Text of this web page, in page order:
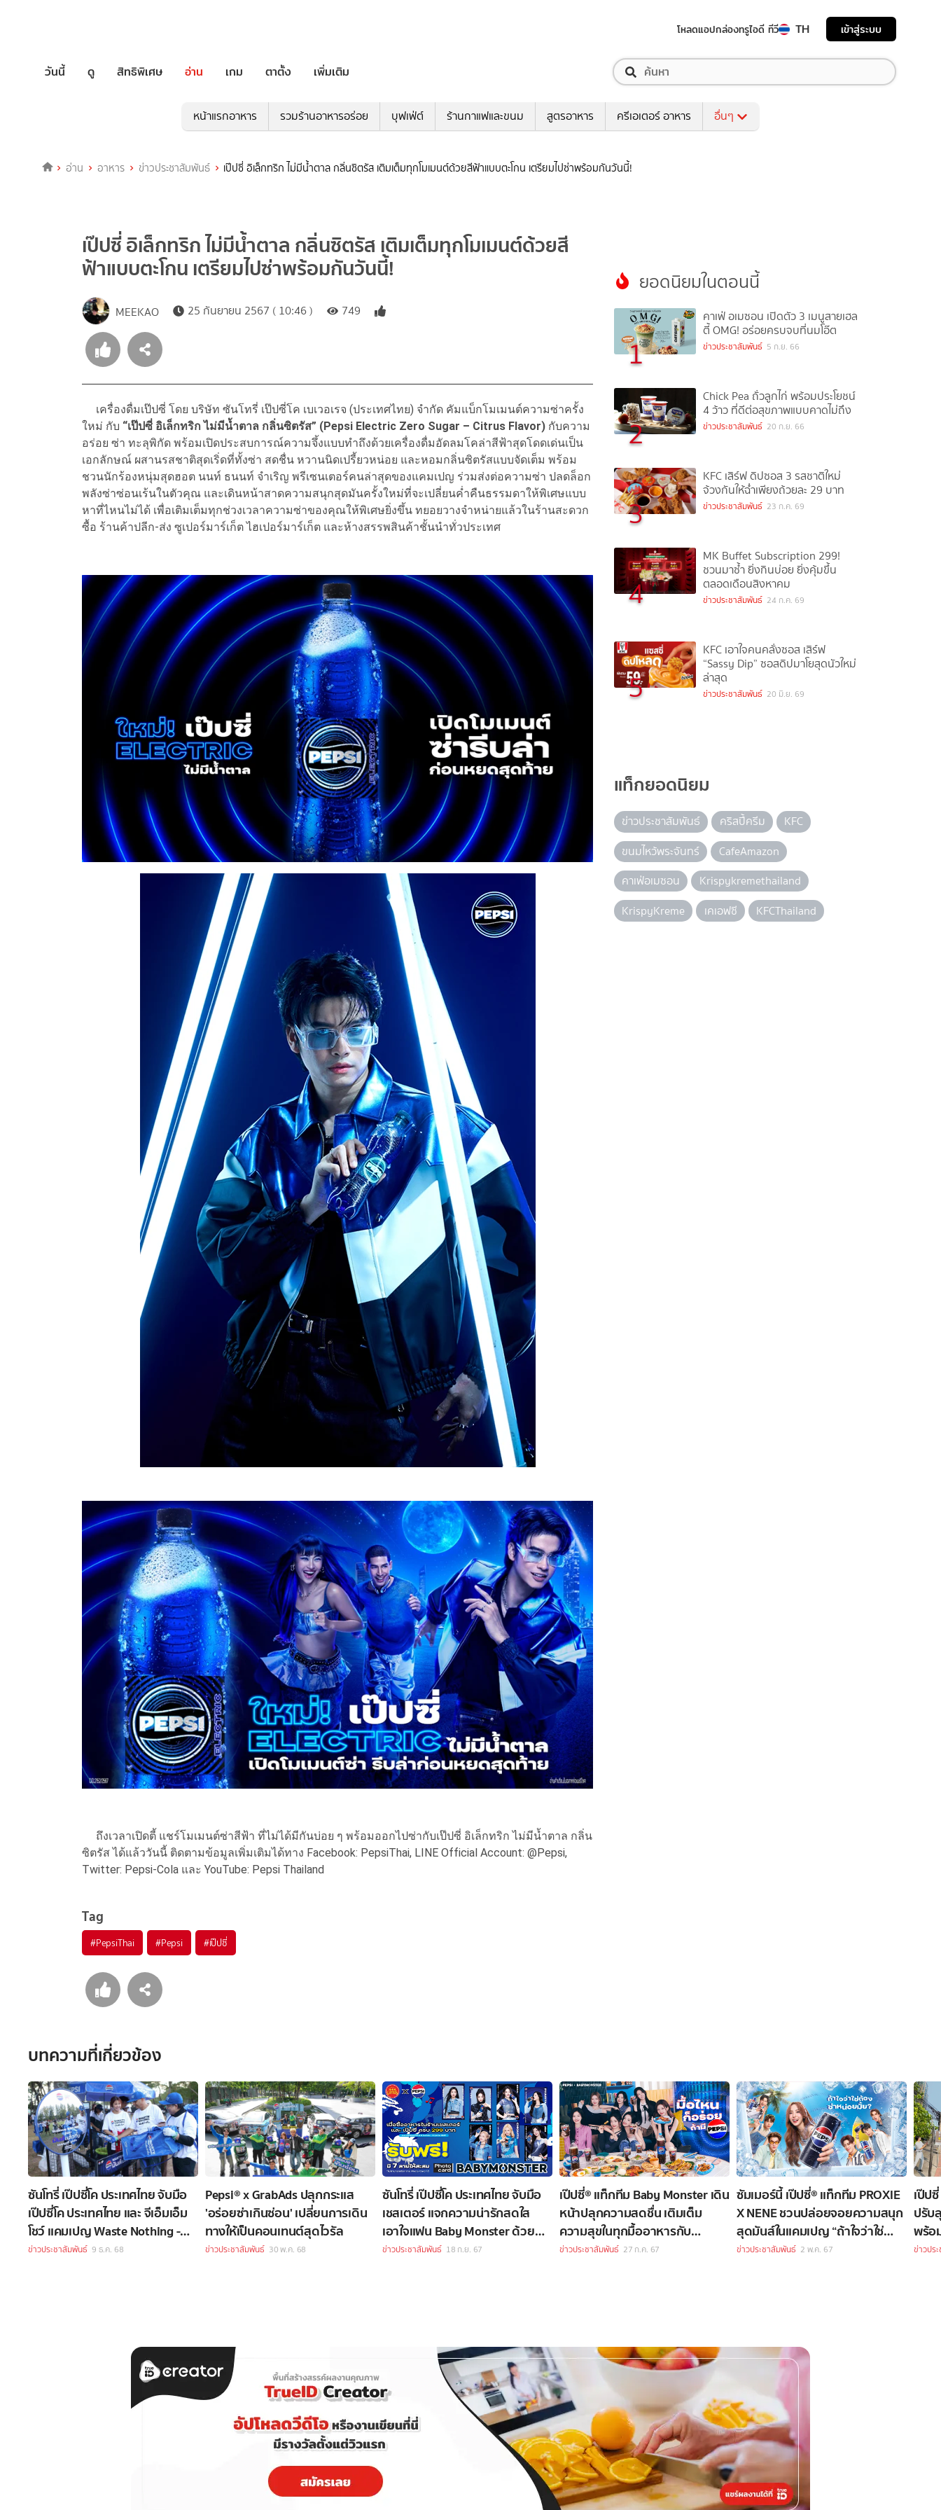
โหลดแอปกล่องทรูไอดี ทีวี TH เข้าสู่ระบบ
วันนี้ ดู สิทธิพิเศษ อ่าน เกม ตาตั้ง เพิ่มเติม
หน้าแรกอาหาร รวมร้านอาหารอร่อย บุฟเฟ่ต์ ร้านกาแฟและขนม สูตรอาหาร ครีเอเตอร์ อาหาร อื่นๆ
อ่าน อาหาร ข่าวประชาสัมพันธ์ เป๊ปซี่ อิเล็กทริก ไม่มีน้ำตาล กลิ่นซิตรัส เติมเต็มทุกโมเมนต์ด้วยสีฟ้าแบบตะโกน เตรียมไปซ่าพร้อมกันวันนี้!
เป๊ปซี่ อิเล็กทริก ไม่มีน้ำตาล กลิ่นซิตรัส เติมเต็มทุกโมเมนต์ด้วยสี
ฟ้าแบบตะโกน เตรียมไปซ่าพร้อมกันวันนี้!
MEEKAO 25 กันยายน 2567 ( 10:46 ) 749
เครื่องดื่มเป๊ปซี่ โดย บริษัท ซันโทรี่ เป๊ปซี่โค เบเวอเรจ (ประเทศไทย) จำกัด คัมแบ็กโมเมนต์ความซ่าครั้ง
ใหม่ กับ “เป๊ปซี่ อิเล็กทริก ไม่มีน้ำตาล กลิ่นซิตรัส” (Pepsi Electric Zero Sugar – Citrus Flavor) กับความ
อร่อย ซ่า ทะลุพิกัด พร้อมเปิดประสบการณ์ความจึ้งแบบทำถึงด้วยเครื่องดื่มอัดลมโคล่าสีฟ้าสุดโดดเด่นเป็น
เอกลักษณ์ ผสานรสชาติสุดเริ่ดที่ทั้งซ่า สดชื่น หวานนิดเปรี้ยวหน่อย และหอมกลิ่นซิตรัสแบบจัดเต็ม พร้อม
ชวนนักร้องหนุ่มสุดฮอต นนท์ ธนนท์ จำเริญ พรีเซนเตอร์คนล่าสุดของแคมเปญ ร่วมส่งต่อความซ่า ปลดล็อก
พลังซ่าซ่อนเร้นในตัวคุณ และเดินหน้าสาดความสนุกสุดมันครั้งใหม่ที่จะเปลี่ยนค่ำคืนธรรมดาให้พิเศษแบบ
หาที่ไหนไม่ได้ เพื่อเติมเต็มทุกช่วงเวลาความซ่าของคุณให้พิเศษยิ่งขึ้น ทยอยวางจำหน่ายแล้วในร้านสะดวก
ซื้อ ร้านค้าปลีก-ส่ง ซูเปอร์มาร์เก็ต ไฮเปอร์มาร์เก็ต และห้างสรรพสินค้าชั้นนำทั่วประเทศ
ถึงเวลาเปิดตี้ แชร์โมเมนต์ซ่าสีฟ้า ที่ไม่ได้มีกันบ่อย ๆ พร้อมออกไปซ่ากับเป๊ปซี่ อิเล็กทริก ไม่มีน้ำตาล กลิ่น
ซิตรัส ได้แล้ววันนี้ ติดตามข้อมูลเพิ่มเติมได้ทาง Facebook: PepsiThai, LINE Official Account: @Pepsi,
Twitter: Pepsi-Cola และ YouTube: Pepsi Thailand
Tag
#PepsiThai #Pepsi #เป๊ปซี่
ยอดนิยมในตอนนี้
1
คาเฟ่ อเมซอน เปิดตัว 3 เมนูสายเฮล
ตี้ OMG! อร่อยครบจบที่นมโอ๊ต
ข่าวประชาสัมพันธ์ 5 ก.ย. 66
2
Chick Pea ถั่วลูกไก่ พร้อมประโยชน์
4 ว้าว ที่ดีต่อสุขภาพแบบคาดไม่ถึง
ข่าวประชาสัมพันธ์ 20 ก.ย. 66
3
KFC เสิร์ฟ ดิปซอส 3 รสชาติใหม่
จ้วงกันให้ฉ่ำเพียงถ้วยละ 29 บาท
ข่าวประชาสัมพันธ์ 23 ก.ค. 69
4
MK Buffet Subscription 299!
ชวนมาซ้ำ ยิ่งกินบ่อย ยิ่งคุ้มขึ้น
ตลอดเดือนสิงหาคม
ข่าวประชาสัมพันธ์ 24 ก.ค. 69
5
KFC เอาใจคนคลั่งซอส เสิร์ฟ
“Sassy Dip” ซอสดิปมาโยสุดนัวใหม่
ล่าสุด
ข่าวประชาสัมพันธ์ 20 มิ.ย. 69
แท็กยอดนิยม
ข่าวประชาสัมพันธ์ คริสปี้ครีม
KFC
ขนมไหว้พระจันทร์
CafeAmazon
คาเฟ่อเมซอน
Krispykremethailand
KrispyKreme
เคเอฟซี KFCThailand
บทความที่เกี่ยวข้อง
ซันโทรี่ เป๊ปซี่โค ประเทศไทย จับมือ
เป๊ปซี่โค ประเทศไทย และ จีเอ็มเอ็ม
โชว์ แคมเปญ Waste Nothing -
มันส์ แล้ว ทิ้ง ในบิ๊กเมาน์เท่นมิวสิค
ข่าวประชาสัมพันธ์ 9 ธ.ค. 68
Pepsi® x GrabAds ปลุกกระแส
'อร่อยซ่าเกินซ่อน' เปลี่ยนการเดิน
ทางให้เป็นคอนเทนต์สุดไวรัล
ข่าวประชาสัมพันธ์ 30 พ.ค. 68
ซันโทรี่ เป๊ปซี่โค ประเทศไทย จับมือ
เชสเตอร์ แจกความน่ารักสดใส
เอาใจแฟน Baby Monster ด้วย
แคมเปญสุดพิเศษ
ข่าวประชาสัมพันธ์ 18 ก.ย. 67
เป๊ปซี่® แท็กทีม Baby Monster เดิน
หน้าปลุกความสดชื่น เติมเต็ม
ความสุขในทุกมื้ออาหารกับ
แคมเปญ “มื้อไหนก็อร่อย ถ้ามีเป๊ป
ข่าวประชาสัมพันธ์ 27 ก.ค. 67
ซัมเมอร์นี้ เป๊ปซี่® แท็กทีม PROXIE
X NENE ชวนปล่อยจอยความสนุก
สุดมันส์ในแคมเปญ “ถ้าใจว่าใช่
ต้องเป๊ปซี่ ซ่าหน่อยมั้ย?”
ข่าวประชาสัมพันธ์ 2 พ.ค. 67
เป๊ป
ปรับ
พร้อ
แรก
ข่าวปร